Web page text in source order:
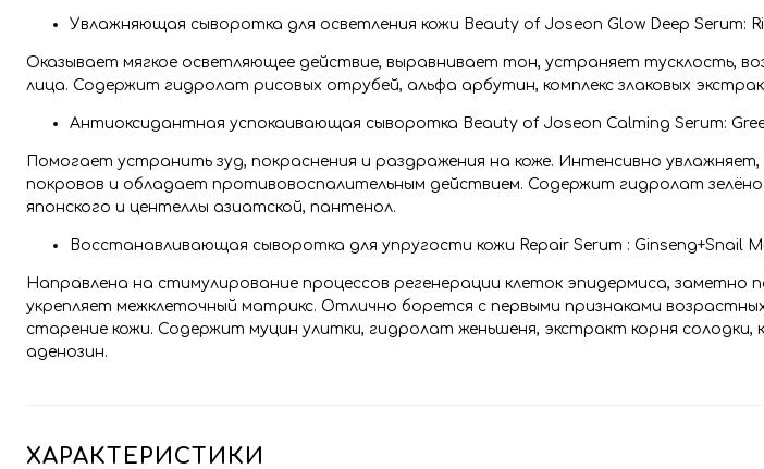
Увлажняющая сыворотка для осветления кожи Beauty of Joseon Glow Deep Serum:
Оказывает мягкое осветляющее действие, выравнивает тон, устраняет тусклость,
лица. Содержит гидролат рисовых отрубей, альфа арбутин, комплекс злаковых
Антиоксидантная успокаивающая сыворотка Beauty of Joseon Calming Serum:
Помогает устранить зуд, покраснения и раздражения на коже. Интенсивно
покровов и обладает противовоспалительным действием. Содержит гидролат
японского и центеллы азиатской, пантенол.
Восстанавливающая сыворотка для упругости кожи Repair Serum : Ginseng+Snail
Направлена на стимулирование процессов регенерации клеток эпидермиса,
укрепляет межклеточный матрикс. Отлично борется с первыми признаками
старение кожи. Содержит муцин улитки, гидролат женьшеня, экстракт корня солодки,
аденозин.
ХАРАКТЕРИСТИКИ